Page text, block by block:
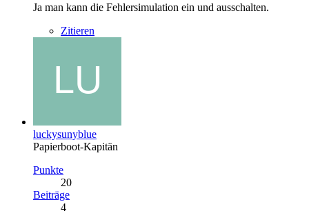
Ja man kann die Fehlersimulation ein und ausschalten.
Zitieren
luckysunyblue
Papierboot-Kapitän
Punkte
20
Beiträge
4